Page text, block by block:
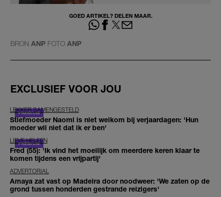
GOED ARTIKEL? DELEN MAAR.
BRON ANP FOTO ANP
EXCLUSIEF VOOR JOU
LEKKER SAMENGESTELD
Stiefmoeder Naomi is niet welkom bij verjaardagen: 'Hun
moeder wil niet dat ik er ben'
LIEVE HELEEN
Fred (55): 'Ik vind het moeilijk om meerdere keren klaar te
komen tijdens een vrijpartij'
ADVERTORIAL
Amaya zat vast op Madeira door noodweer: 'We zaten op de
grond tussen honderden gestrande reizigers'